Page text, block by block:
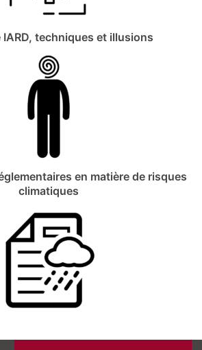
techniques et illusions
en matière de risques
climatiques